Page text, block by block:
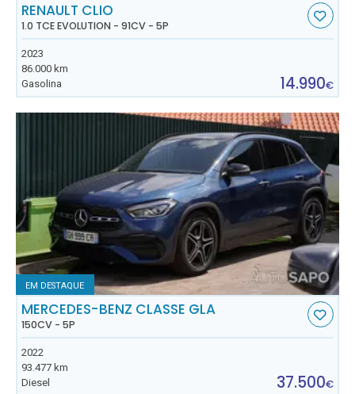
RENAULT CLIO
1.0 TCE EVOLUTION - 91CV - 5P
2023
86.000 km
Gasolina
14.990€
EM DESTAQUE
MERCEDES-BENZ CLASSE GLA
150CV - 5P
2022
93.477 km
Diesel
37.500€